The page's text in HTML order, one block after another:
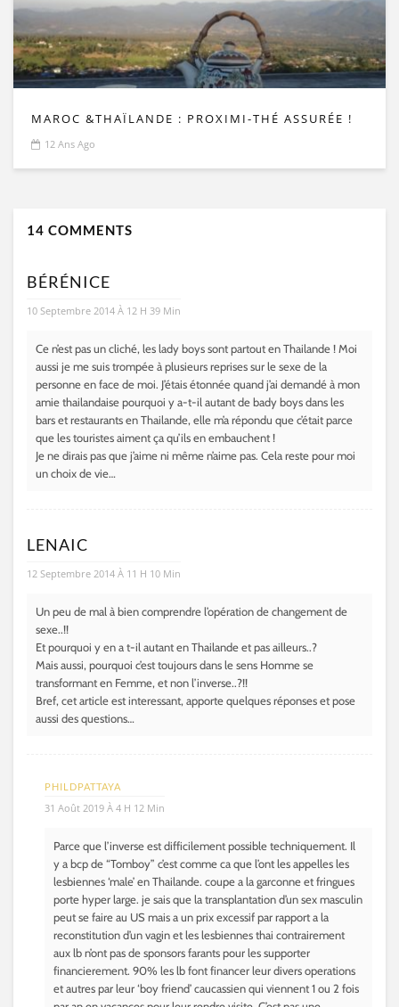
MAROC &THAÏLANDE : PROXIMI-THÉ ASSURÉE !
12 Ans Ago
14 COMMENTS
BÉRÉNICE
10 Septembre 2014 À 12 H 39 Min
Ce n’est pas un cliché, les lady boys sont partout en Thailande ! Moi
aussi je me suis trompée à plusieurs reprises sur le sexe de la
personne en face de moi. J’étais étonnée quand j’ai demandé à mon
amie thailandaise pourquoi y a-t-il autant de bady boys dans les
bars et restaurants en Thailande, elle m’a répondu que c’était parce
que les touristes aiment ça qu’ils en embauchent !
Je ne dirais pas que j’aime ni même n’aime pas. Cela reste pour moi
un choix de vie…
LENAIC
12 Septembre 2014 À 11 H 10 Min
Un peu de mal à bien comprendre l’opération de changement de
sexe..!!
Et pourquoi y en a t-il autant en Thailande et pas ailleurs..?
Mais aussi, pourquoi c’est toujours dans le sens Homme se
transformant en Femme, et non l’inverse..?!!
Bref, cet article est interessant, apporte quelques réponses et pose
aussi des questions…
PHILDPATTAYA
31 Août 2019 À 4 H 12 Min
Parce que l’inverse est difficilement possible techniquement. Il
y a bcp de “Tomboy” c’est comme ca que l’ont les appelles les
lesbiennes ‘male’ en Thailande. coupe a la garconne et fringues
porte hyper large. je sais que la transplantation d’un sex masculin
peut se faire au US mais a un prix excessif par rapport a la
reconstitution d’un vagin et les lesbiennes thai contrairement
aux lb n’ont pas de sponsors farants pour les supporter
financierement. 90% les lb font financer leur divers operations
et autres par leur ‘boy friend’ caucassien qui viennent 1 ou 2 fois